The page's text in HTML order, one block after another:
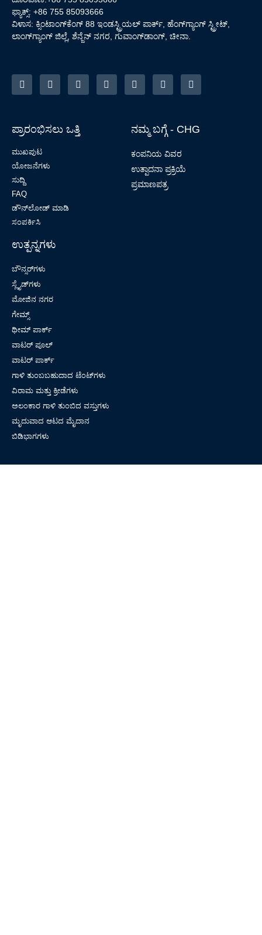
ಫ್ಯಾಕ್ಸ್: +86 755 85093666
ವಿಳಾಸ: ಕ್ಸಿಂಟಾಂಗ್‌ಕೆಂಗ್ 88 ಇಂಡಸ್ಟ್ರಿಯಲ್ ಪಾರ್ಕ್, ಹೆಂಗ್‌ಗ್ಯಾಂಗ್ ಸ್ಟ್ರೀಟ್,
ಲಾಂಗ್‌ಗ್ಯಾಂಗ್ ಜಿಲ್ಲೆ, ಶೆನ್ಜೆನ್ ನಗರ, ಗುವಾಂಗ್‌ಡಾಂಗ್, ಚೀನಾ.
ಪ್ರಾರಂಭಿಸಲು ಒತ್ತಿ
ಮುಖಪುಟ
ಯೋಜನೆಗಳು
ಸುದ್ದಿ
FAQ
ಡೌನ್‌ಲೋಡ್ ಮಾಡಿ
ಸಂಪರ್ಕಿಸಿ
ನಮ್ಮ ಬಗ್ಗೆ - CHG
ಕಂಪನಿಯ ವಿವರ
ಉತ್ಪಾದನಾ ಪ್ರಕ್ರಿಯೆ
ಪ್ರಮಾಣಪತ್ರ
ಉತ್ಪನ್ನಗಳು
ಬೌನ್ಸರ್‌ಗಳು
ಸ್ಲೈಡ್‌ಗಳು
ಮೋಜಿನ ನಗರ
ಗೇಮ್ಸ್
ಥೀಮ್ ಪಾರ್ಕ್
ವಾಟರ್ ಪೂಲ್
ವಾಟರ್ ಪಾರ್ಕ್
ಗಾಳಿ ತುಂಬಬಹುದಾದ ಟೆಂಟ್‌ಗಳು
ವಿರಾಮ ಮತ್ತು ಕ್ರೀಡೆಗಳು
ಅಲಂಕಾರ ಗಾಳಿ ತುಂಬಿದ ವಸ್ತುಗಳು
ಮೃದುವಾದ ಆಟದ ಮೈದಾನ
ಬಿಡಿಭಾಗಗಳು